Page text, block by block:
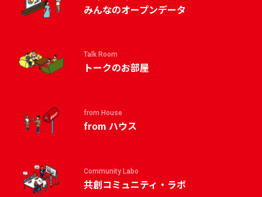
みんなのオープンデータ
Talk Room
トークのお部屋
from House
from ハウス
Community Labo
共創コミュニティ・ラボ